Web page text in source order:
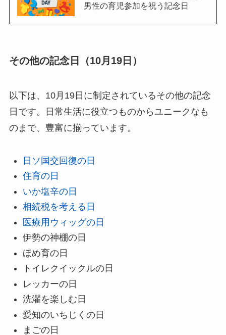
男性の育児参加を祝う記念日
その他の記念日（10月19日）
以下は、10月19日に制定されているその他の記念
日です。日常生活に役立つものからユニークなも
のまで、豊富に揃っています。
日ソ国交回復の日
住育の日
いか塩辛の日
相続税を考える日
医療用ウィッグの日
伊勢の神棚の日
ほめ育の日
トイレクイックルの日
レッカーの日
洗濯を楽しむ日
愛知のいちじくの日
まごの日